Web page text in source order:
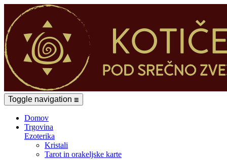
Toggle navigation ☰
Domov
Trgovina
Ezoterika
Kristali
Tarot in orakeljske karte